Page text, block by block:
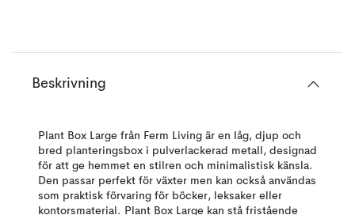
Beskrivning
Plant Box Large från Ferm Living är en låg, djup och
bred planteringsbox i pulverlackerad metall, designad
för att ge hemmet en stilren och minimalistisk känsla.
Den passar perfekt för växter men kan också användas
som praktisk förvaring för böcker, leksaker eller
kontorsmaterial. Plant Box Large kan stå fristående